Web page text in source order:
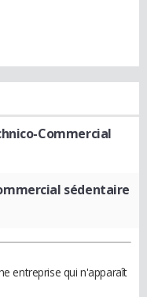
Commercial
sédentaire
entreprise qui n'apparaît